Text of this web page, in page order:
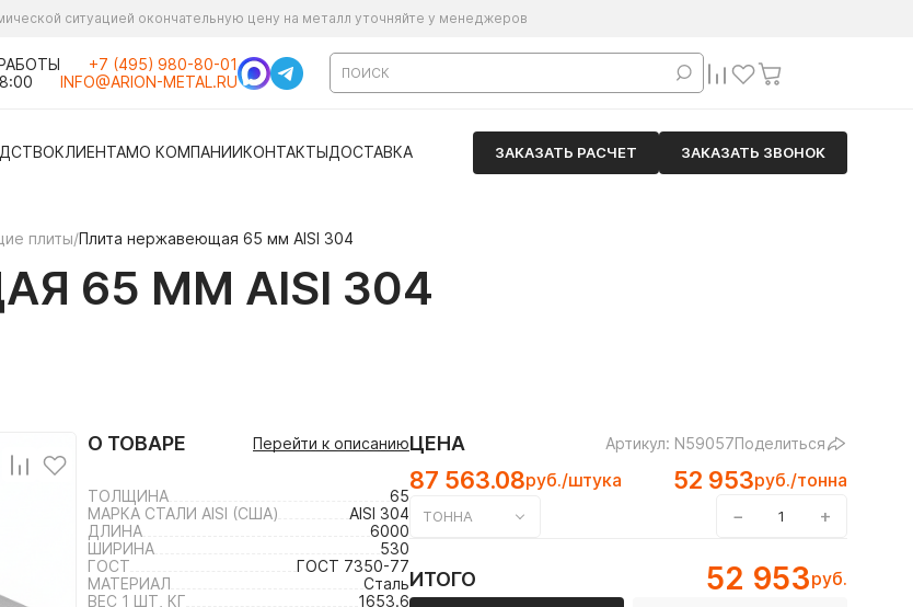
ситуацией окончательную цену на металл уточняйте у менеджеров
+7 (495) 980-80-01
INFO@ARION-METAL.RU
КЛИЕНТАМО КОМПАНИИКОНТАКТЫДОСТАВКА ЗАКАЗАТЬ РАСЧЕТ ЗАКАЗАТЬ ЗВОНОК
плиты/Плита нержавеющая 65 мм AISI 304
65 ММ AISI 304
О ТОВАРЕ Перейти к описанию
ТОЛЩИНА
65
МАРКА СТАЛИ AISI (США)
AISI 304
ДЛИНА
6000
ШИРИНА
530
ГОСТ
ГОСТ 7350-77
МАТЕРИАЛ
Сталь
ВЕС 1 ШТ, КГ
1653.6
ЦЕНА Артикул: N59057Поделиться
87 563.08руб./штука 52 953руб./тонна
ТОННА − +
ИТОГО 52 953руб.